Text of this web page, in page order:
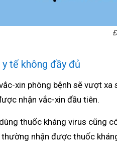
tế không đầy đủ
xin phòng bệnh sẽ vượt
nhận vắc-xin đầu tiên.
thuốc kháng virus cũng
nhận được thuốc